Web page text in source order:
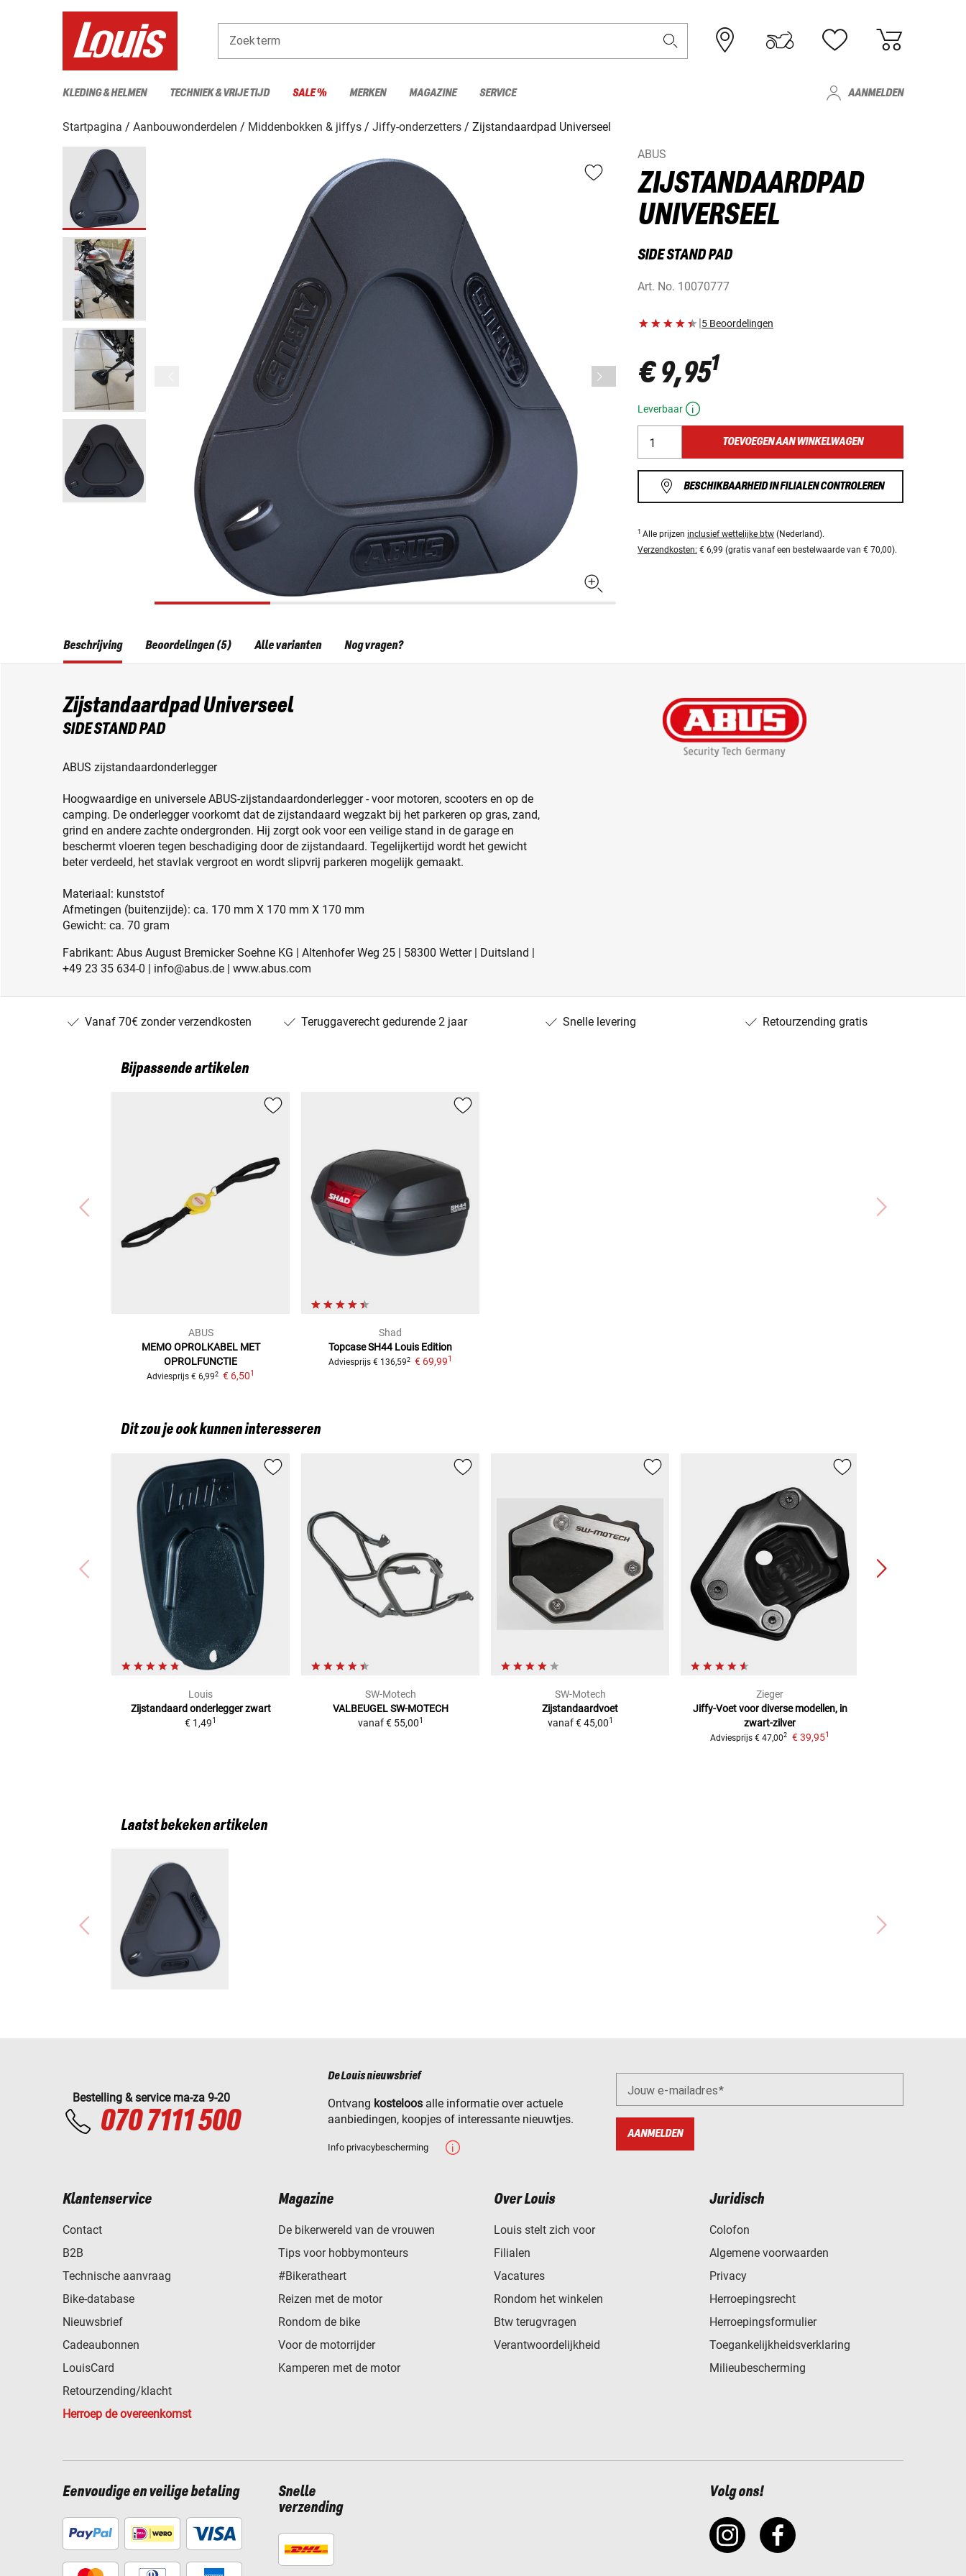
Zoekterm
KLEDING & HELMEN TECHNIEK & VRIJE TIJD SALE % MERKEN MAGAZINE SERVICE AANMELDEN
Startpagina Aanbouwonderdelen Middenbokken & jiffys Jiffy-onderzetters
Zijstandaardpad Universeel
ABUS
ZIJSTANDAARDPAD
UNIVERSEEL
SIDE STAND PAD
Art. No. 10070777
|5 Beoordelingen
€ 9,951
Leverbaar
TOEVOEGEN AAN WINKELWAGEN
BESCHIKBAARHEID IN FILIALEN CONTROLEREN
1 Alle prijzen inclusief wettelijke btw (Nederland).
Verzendkosten: € 6,99 (gratis vanaf een bestelwaarde van € 70,00).
Beschrijving
Zijstandaardpad Universeel
SIDE STAND PAD
ABUS zijstandaardonderlegger
Hoogwaardige en universele ABUS-zijstandaardonderlegger - voor motoren, scooters en op de
camping. De onderlegger voorkomt dat de zijstandaard wegzakt bij het parkeren op gras, zand,
grind en andere zachte ondergronden. Hij zorgt ook voor een veilige stand in de garage en
beschermt vloeren tegen beschadiging door de zijstandaard. Tegelijkertijd wordt het gewicht
beter verdeeld, het stavlak vergroot en wordt slipvrij parkeren mogelijk gemaakt.
Materiaal: kunststof
Afmetingen (buitenzijde): ca. 170 mm X 170 mm X 170 mm
Gewicht: ca. 70 gram
Fabrikant: Abus August Bremicker Soehne KG | Altenhofer Weg 25 | 58300 Wetter | Duitsland |
+49 23 35 634-0 | info@abus.de | www.abus.com
Beoordelingen (5) Alle varianten Nog vragen?
Vanaf 70€ zonder verzendkosten Teruggaverecht gedurende 2 jaar Snelle levering Retourzending gratis
Bijpassende artikelen
ABUS
MEMO OPROLKABEL MET
OPROLFUNCTIE
Adviesprijs € 6,992 € 6,501
Shad
Topcase SH44 Louis Edition
Adviesprijs € 136,592 € 69,991
Dit zou je ook kunnen interesseren
Louis
Zijstandaard onderlegger zwart
€ 1,491
SW-Motech
VALBEUGEL SW-MOTECH
vanaf € 55,001
SW-Motech
Zijstandaardvoet
vanaf € 45,001
Zieger
Jiffy-Voet voor diverse modellen, in
zwart-zilver
Adviesprijs € 47,002 € 39,951
Laatst bekeken artikelen
Bestelling & service ma-za 9-20
070 7111 500
De Louis nieuwsbrief
Ontvang kosteloos alle informatie over actuele
aanbiedingen, koopjes of interessante nieuwtjes.
Info privacybescherming
Jouw e-mailadres
AANMELDEN
Klantenservice
Contact
B2B
Technische aanvraag
Bike-database
Nieuwsbrief
Cadeaubonnen
LouisCard
Retourzending/klacht
Herroep de overeenkomst
Magazine
De bikerwereld van de vrouwen
Tips voor hobbymonteurs
#Bikeratheart
Reizen met de motor
Rondom de bike
Voor de motorrijder
Kamperen met de motor
Over Louis
Louis stelt zich voor
Filialen
Vacatures
Rondom het winkelen
Btw terugvragen
Verantwoordelijkheid
Juridisch
Colofon
Algemene voorwaarden
Privacy
Herroepingsrecht
Herroepingsformulier
Toegankelijkheidsverklaring
Milieubescherming
Eenvoudige en veilige betaling
Snelle
verzending
Volg ons!